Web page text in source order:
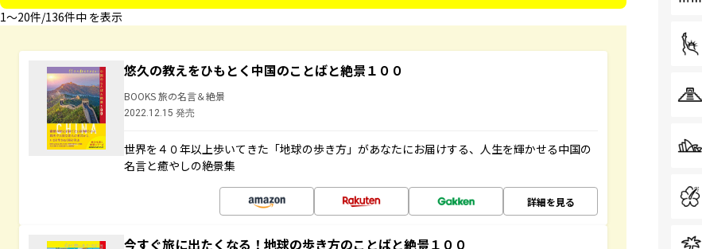
1〜20件/136件中 を表示
悠久の教えをひもとく中国のことばと絶景１００
BOOKS 旅の名言＆絶景
2022.12.15 発売
世界を４０年以上歩いてきた「地球の歩き方」があなたにお届けする、人生を輝かせる中国の
名言と癒やしの絶景集
詳細を見る
今すぐ旅に出たくなる！地球の歩き方のことばと絶景１００